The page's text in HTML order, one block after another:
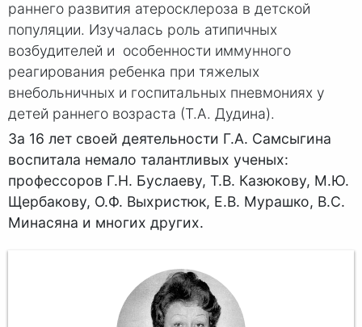
раннего развития атеросклероза в детской
популяции. Изучалась роль атипичных
возбудителей и особенности иммунного
реагирования ребенка при тяжелых
внебольничных и госпитальных пневмониях у
детей раннего возраста (Т.А. Дудина).
За 16 лет своей деятельности Г.А. Самсыгина
воспитала немало талантливых ученых:
профессоров Г.Н. Буслаеву, Т.В. Казюкову, М.Ю.
Щербакову, О.Ф. Выхристюк, Е.В. Мурашко, В.С.
Минасяна и многих других.